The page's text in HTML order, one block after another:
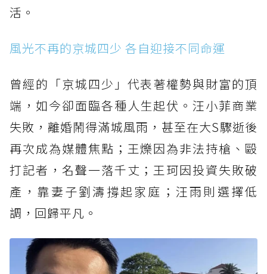
活。
風光不再的京城四少 各自迎接不同命運
曾經的「京城四少」代表著權勢與財富的頂
端，如今卻面臨各種人生起伏。汪小菲商業
失敗，離婚鬧得滿城風雨，甚至在大S驟逝後
再次成為媒體焦點；王爍因為非法持槍、毆
打記者，名聲一落千丈；王珂因投資失敗破
產，靠妻子劉濤撐起家庭；汪雨則選擇低
調，回歸平凡。